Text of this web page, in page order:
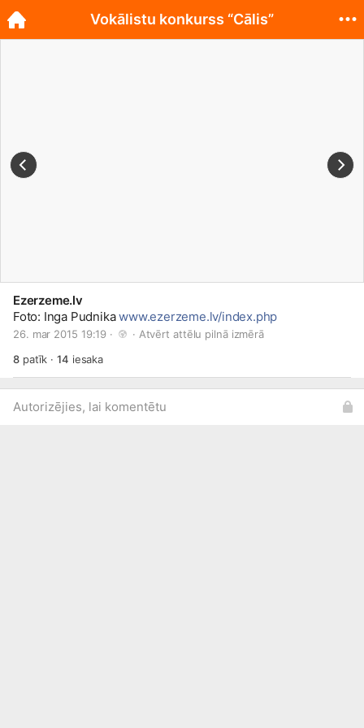
Ezerzeme.lv
Foto: Inga Pudnikawww.ezerzeme.lv/index.php
26. mar 2015 19:19 · · Atvērt attēlu pilnā izmērā
8patīk ·14 iesaka
Autorizējies, lai komentētu
Vokālistu konkurss “Cālis”